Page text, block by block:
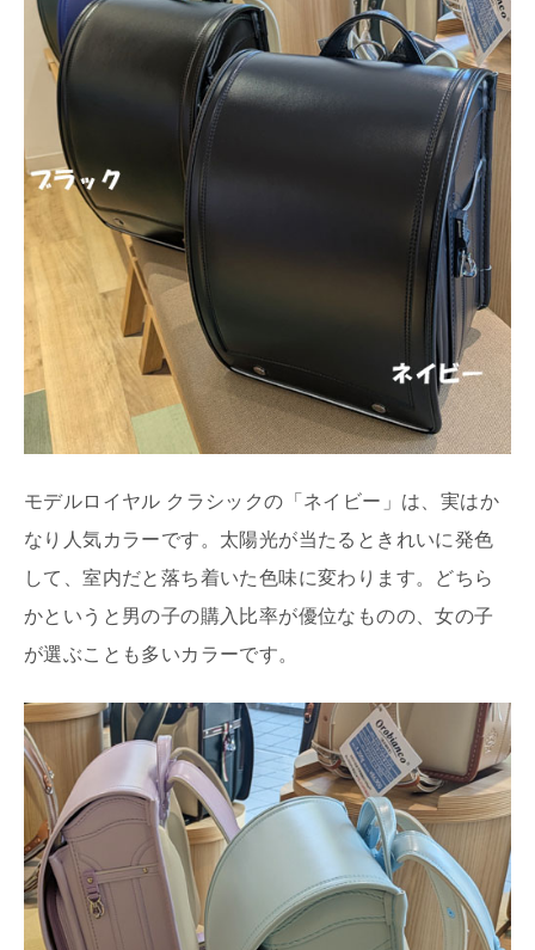
モデルロイヤル クラシックの「ネイビー」は、実はか
なり人気カラーです。太陽光が当たるときれいに発色
して、室内だと落ち着いた色味に変わります。どちら
かというと男の子の購入比率が優位なものの、女の子
が選ぶことも多いカラーです。